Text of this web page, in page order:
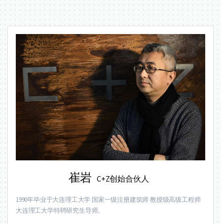
崔岩 C+Z创始合伙人
1990年毕业于大连理工大学 国家一级注册建筑师 教授级高级工程师
大连理工大学特聘研究生导师。